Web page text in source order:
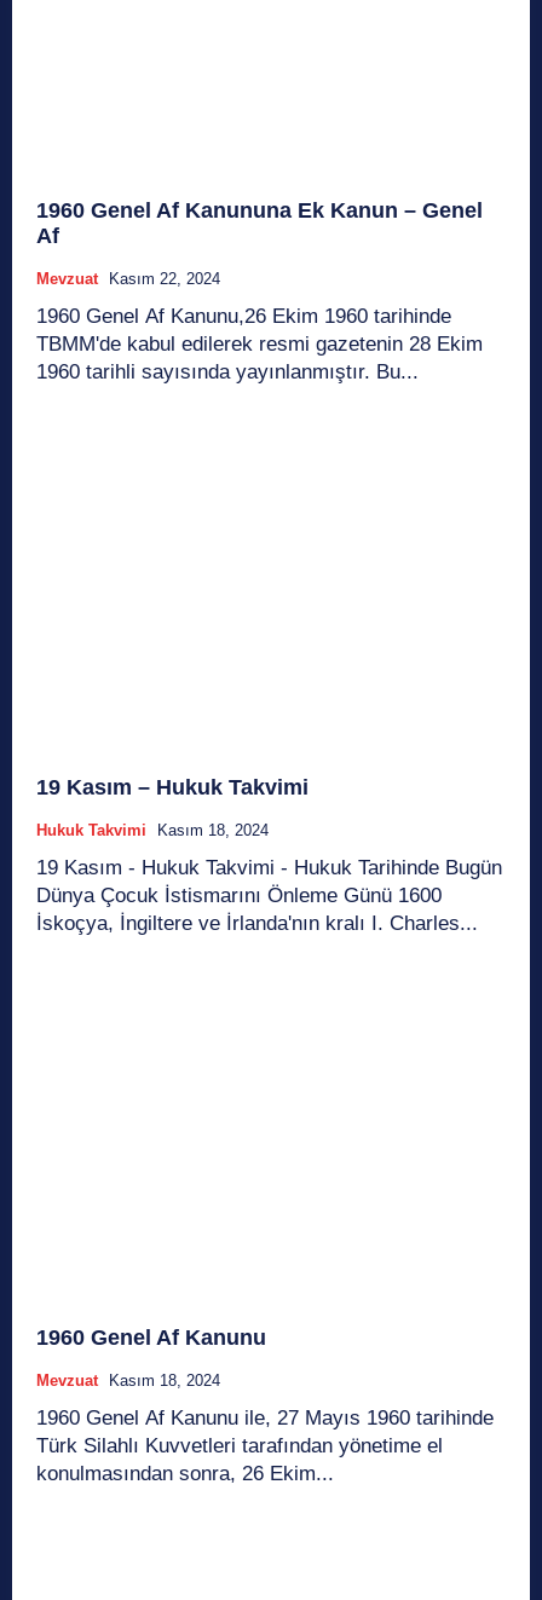
1960 Genel Af Kanununa Ek Kanun – Genel
Af
Mevzuat Kasım 22, 2024
1960 Genel Af Kanunu,26 Ekim 1960 tarihinde
TBMM'de kabul edilerek resmi gazetenin 28 Ekim
1960 tarihli sayısında yayınlanmıştır. Bu...
19 Kasım – Hukuk Takvimi
Hukuk Takvimi Kasım 18, 2024
19 Kasım - Hukuk Takvimi - Hukuk Tarihinde Bugün
Dünya Çocuk İstismarını Önleme Günü 1600
İskoçya, İngiltere ve İrlanda'nın kralı I. Charles...
1960 Genel Af Kanunu
Mevzuat Kasım 18, 2024
1960 Genel Af Kanunu ile, 27 Mayıs 1960 tarihinde
Türk Silahlı Kuvvetleri tarafından yönetime el
konulmasından sonra, 26 Ekim...